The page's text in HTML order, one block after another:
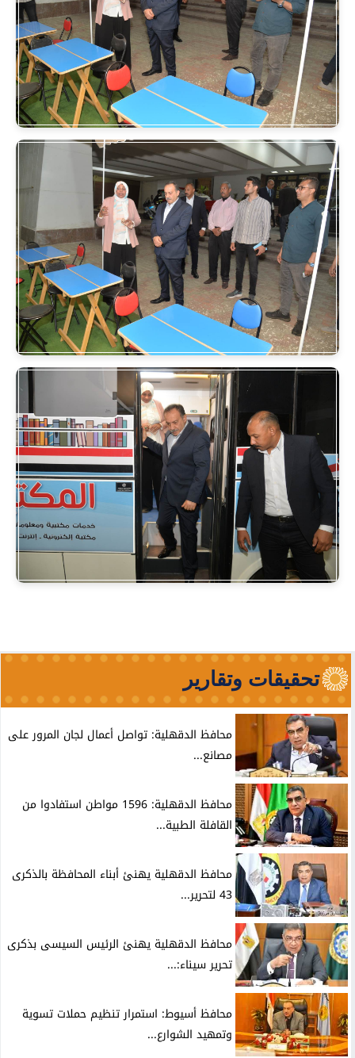
تحقيقات وتقارير
محافظ الدقهلية: تواصل أعمال لجان المرور على
مصانع...
محافظ الدقهلية: 1596 مواطن استفادوا من
القافلة الطبية...
محافظ الدقهلية يهنئ أبناء المحافظة بالذكرى
43 لتحرير...
محافظ الدقهلية يهنئ الرئيس السيسى بذكرى
تحرير سيناء:...
محافظ أسيوط: استمرار تنظيم حملات تسوية
وتمهيد الشوارع...